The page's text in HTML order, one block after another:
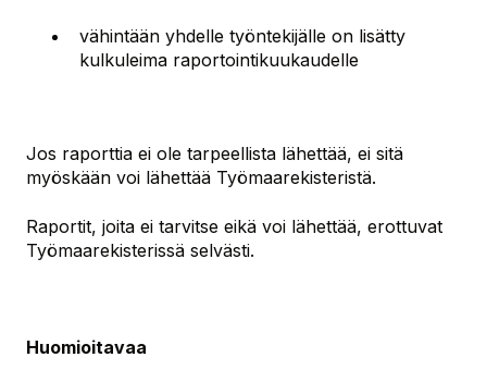
vähintään yhdelle työntekijälle on lisätty
kulkuleima raportointikuukaudelle
Jos raporttia ei ole tarpeellista lähettää, ei sitä
myöskään voi lähettää Työmaarekisteristä.
Raportit, joita ei tarvitse eikä voi lähettää, erottuvat
Työmaarekisterissä selvästi.
Huomioitavaa